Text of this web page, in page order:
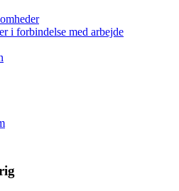
i forbindelse med arbejde